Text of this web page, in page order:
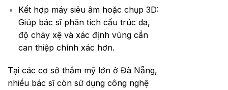
Kết hợp máy siêu âm hoặc chụp 3D:
Giúp bác sĩ phân tích cấu trúc da,
độ chảy xệ và xác định vùng cần
can thiệp chính xác hơn.
Tại các cơ sở thẩm mỹ lớn ở Đà Nẵng,
nhiều bác sĩ còn sử dụng công nghệ